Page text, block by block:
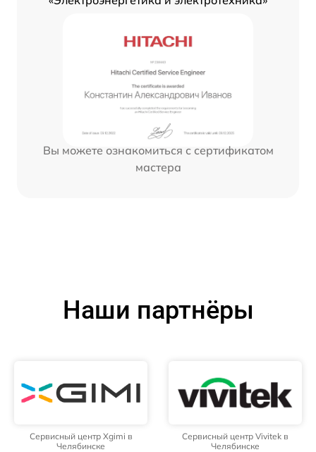
Вы можете ознакомиться с сертификатом
мастера
Наши партнёры
Сервисный центр Xgimi в
Челябинске
Сервисный центр Vivitek в
Челябинске